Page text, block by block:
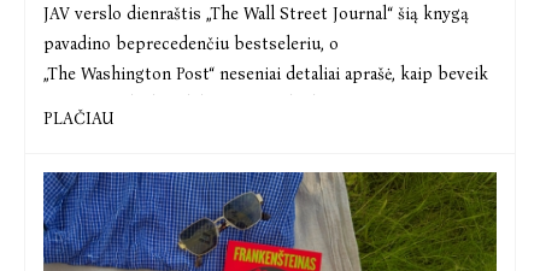
JAV verslo dienraštis „The Wall Street Journal“ šią knygą
pavadino beprecedenčiu bestseleriu, o
„The Washington Post“ neseniai detaliai aprašė, kaip beveik
70 metų sulaukęs debiutantas išleido
PLAČIAU